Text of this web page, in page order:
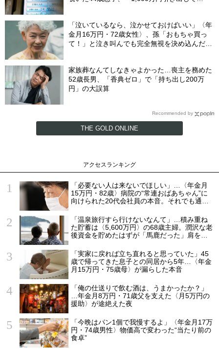
「泣いているなら、泣かせておけばいい」〈年
金月16万円・72歳女性〉、孫「おもちゃ買っ
て！」と泣き叫んでも完全無視を決め込んだ理
家族葬なんてしなきゃよかった…喪主を務めた
52歳長男、「香典ゼロ」で「持ち出し200万
円」の大誤算
Recommended by
THE GOLD ONLINE
アクセスランキング
「必要ない人は来ないでほしい」…〈年金月
15万円・82歳〉病院の“常連おばあちゃん”に
向けられた20代会社員の本音。それでも通い
「温泉旅行すら行けないなんて」…積み重ね
た貯蓄は〈5,600万円〉の68歳主婦。潤沢な老
後資金を貯めたはずが「馬鹿だった」肩を落
「実家に戻れば立ち直れると思っていた」45
歳で帰ってきた息子との同居から5年…〈年金
月15万円・75歳母〉が漏らした本音
「俺の仕送りで飲む酒は、うまかったか？」
…年金月8万円・71歳父を支えた〈月5万円の
援助〉が途絶えた夜
「今晩はパン1個で我慢するよ」〈年金月17万
円・74歳男性〉物価高で変わった“当たり前の
食卓”